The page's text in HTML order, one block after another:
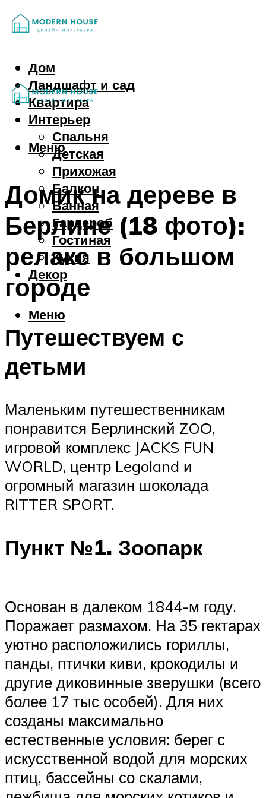
Дом
Ландшафт и сад
Квартира
Интерьер
Спальня
Детская
Прихожая
Балкон
Ванная
Гардероб
Гостиная
Кухня
Декор
Меню
Меню
Домик на дереве в
Берлине (18 фото):
релакс в большом
городе
Путешествуем с
детьми
Маленьким путешественникам
понравится Берлинский ZOО,
игровой комплекс JACKS FUN
WORLD, центр Legoland и
огромный магазин шоколада
RITTER SPORT.
Пункт №1. Зоопарк
Основан в далеком 1844-м году.
Поражает размахом. На 35 гектарах
уютно расположились гориллы,
панды, птички киви, крокодилы и
другие диковинные зверушки (всего
более 17 тыс особей). Для них
созданы максимально
естественные условия: берег с
искусственной водой для морских
птиц, бассейны со скалами,